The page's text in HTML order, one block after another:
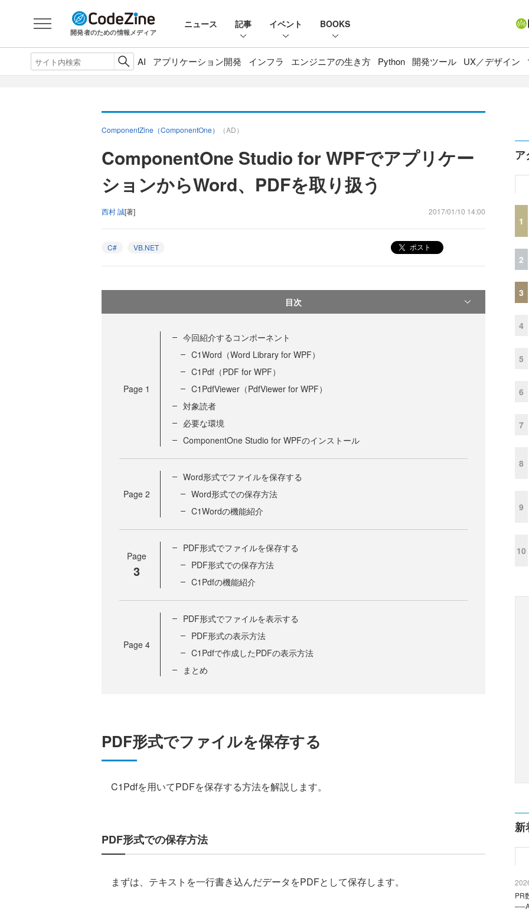
開発者のための情報メディア
ニュース 記事 イベント BOOKS
AI アプリケーション開発 インフラ エンジニアの生き方 Python 開発ツール UX／デザイン
ComponentZine（ComponentOne） （AD）
ComponentOne Studio for WPFでアプリケー
ションからWord、PDFを取り扱う
西村 誠[著] 2017/01/10 14:00
C# VB.NET ポスト
目次
Page 1
今回紹介するコンポーネント
C1Word（Word Library for WPF）
C1Pdf（PDF for WPF）
C1PdfViewer（PdfViewer for WPF）
対象読者
必要な環境
ComponentOne Studio for WPFのインストール
Page 2
Word形式でファイルを保存する
Word形式での保存方法
C1Wordの機能紹介
Page
3
PDF形式でファイルを保存する
PDF形式での保存方法
C1Pdfの機能紹介
Page 4
PDF形式でファイルを表示する
PDF形式の表示方法
C1Pdfで作成したPDFの表示方法
まとめ
PDF形式でファイルを保存する
C1Pdfを用いてPDFを保存する方法を解説します。
PDF形式での保存方法
まずは、テキストを一行書き込んだデータをPDFとして保存します。
ア
1
2
3
4
5
6
7
8
9
10
新
PR